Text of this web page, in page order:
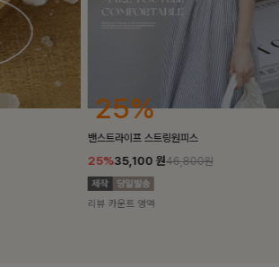
25%
밴스트라이프 스트링원피스
25%35,100원46,800원
리뷰 카운트 영역